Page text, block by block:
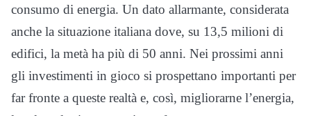
consumo di energia. Un dato allarmante, considerata
anche la situazione italiana dove, su 13,5 milioni di
edifici, la metà ha più di 50 anni. Nei prossimi anni
gli investimenti in gioco si prospettano importanti per
far fronte a queste realtà e, così, migliorarne l’energia,